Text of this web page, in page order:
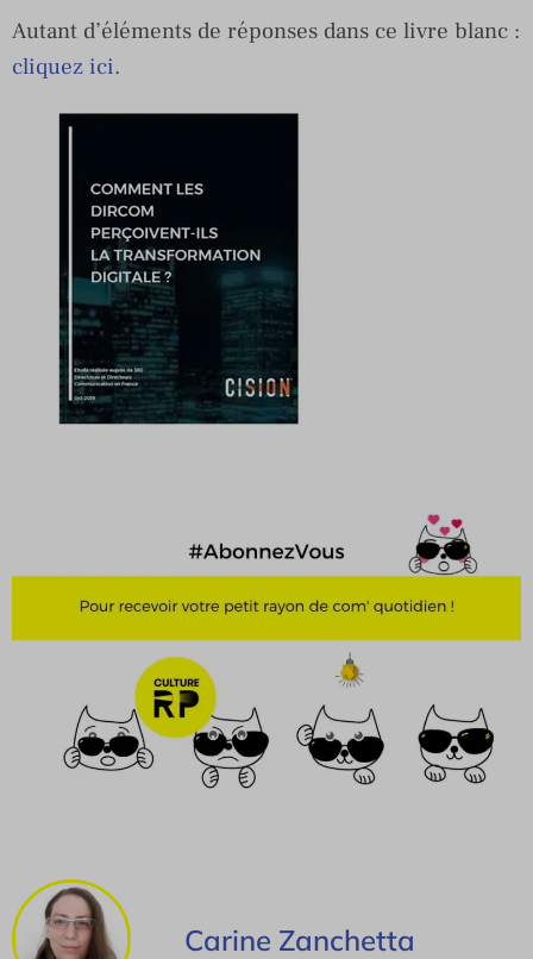
Autant d’éléments de réponses dans ce livre blanc :
cliquez ici.
Carine Zanchetta